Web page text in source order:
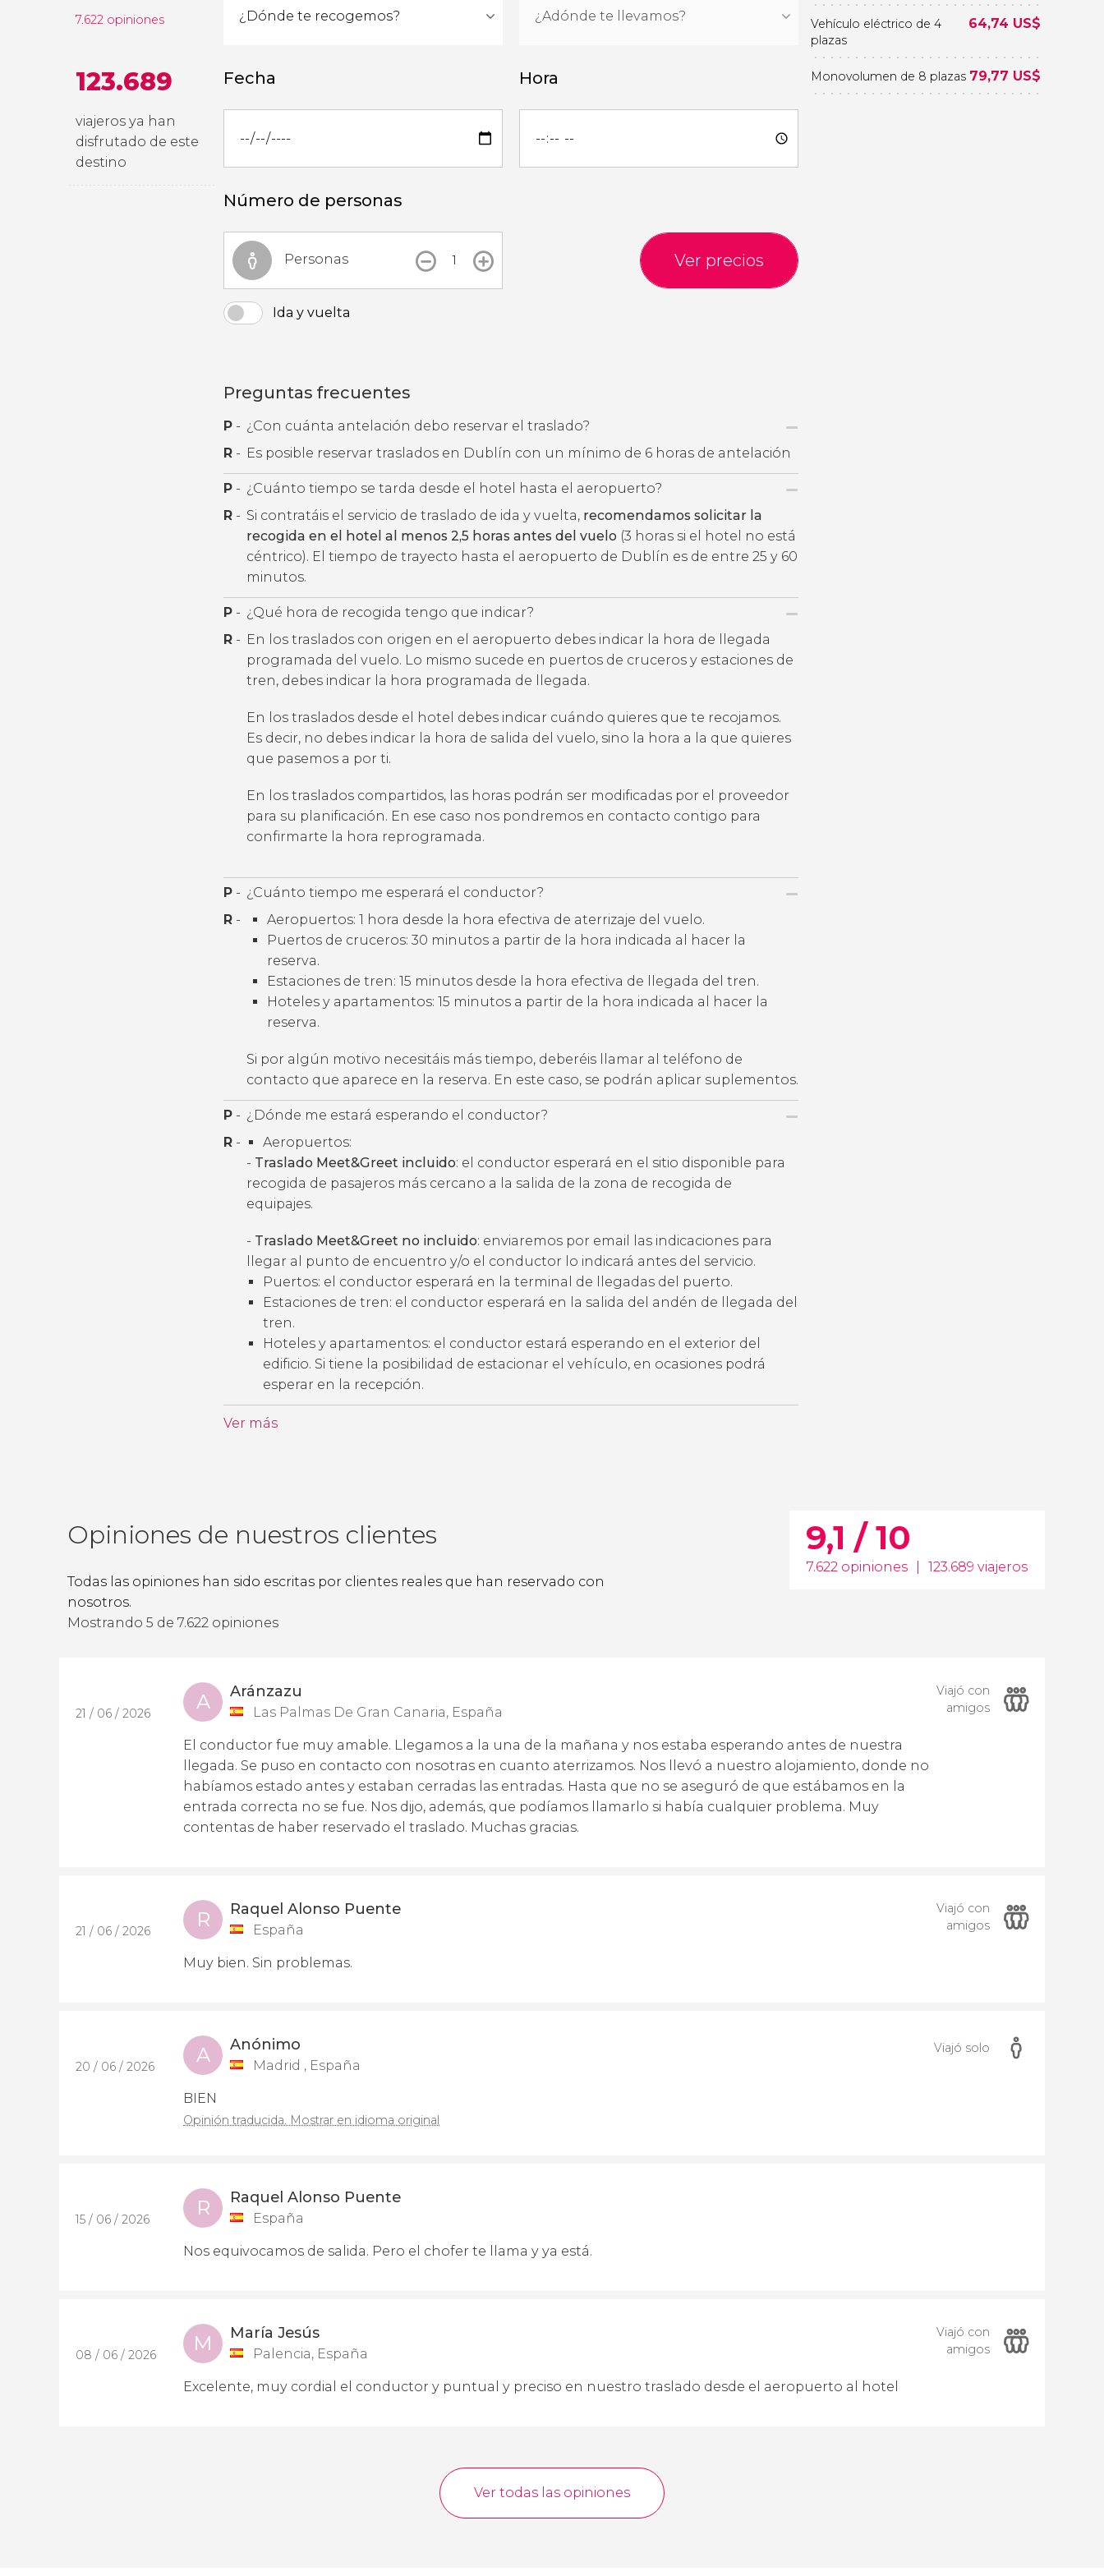
7.622 opiniones
123.689
viajeros ya han
disfrutado de este
destino
Fecha Hora
Número de personas
Personas Ver precios
Ida y vuelta
Preguntas frecuentes
P - ¿Con cuánta antelación debo reservar el traslado?
R - Es posible reservar traslados en Dublín con un mínimo de 6 horas de antelación
P - ¿Cuánto tiempo se tarda desde el hotel hasta el aeropuerto?
R - Si contratáis el servicio de traslado de ida y vuelta, recomendamos solicitar la
recogida en el hotel al menos 2,5 horas antes del vuelo (3 horas si el hotel no está
céntrico). El tiempo de trayecto hasta el aeropuerto de Dublín es de entre 25 y 60
minutos.
P - ¿Qué hora de recogida tengo que indicar?
R - En los traslados con origen en el aeropuerto debes indicar la hora de llegada
programada del vuelo. Lo mismo sucede en puertos de cruceros y estaciones de
tren, debes indicar la hora programada de llegada.
En los traslados desde el hotel debes indicar cuándo quieres que te recojamos.
Es decir, no debes indicar la hora de salida del vuelo, sino la hora a la que quieres
que pasemos a por ti.
En los traslados compartidos, las horas podrán ser modificadas por el proveedor
para su planificación. En ese caso nos pondremos en contacto contigo para
confirmarte la hora reprogramada.
P - ¿Cuánto tiempo me esperará el conductor?
R -
Aeropuertos: 1 hora desde la hora efectiva de aterrizaje del vuelo.
Puertos de cruceros: 30 minutos a partir de la hora indicada al hacer la
reserva.
Estaciones de tren: 15 minutos desde la hora efectiva de llegada del tren.
Hoteles y apartamentos: 15 minutos a partir de la hora indicada al hacer la
reserva.
Si por algún motivo necesitáis más tiempo, deberéis llamar al teléfono de
contacto que aparece en la reserva. En este caso, se podrán aplicar suplementos.
P - ¿Dónde me estará esperando el conductor?
R -
Aeropuertos:
- Traslado Meet&Greet incluido: el conductor esperará en el sitio disponible para
recogida de pasajeros más cercano a la salida de la zona de recogida de
equipajes.
- Traslado Meet&Greet no incluido: enviaremos por email las indicaciones para
llegar al punto de encuentro y/o el conductor lo indicará antes del servicio.
Puertos: el conductor esperará en la terminal de llegadas del puerto.
Estaciones de tren: el conductor esperará en la salida del andén de llegada del
tren.
Hoteles y apartamentos: el conductor estará esperando en el exterior del
edificio. Si tiene la posibilidad de estacionar el vehículo, en ocasiones podrá
esperar en la recepción.
Ver más
Vehículo eléctrico de 4
plazas
64,74 US$
Monovolumen de 8 plazas 79,77 US$
Opiniones de nuestros clientes
Todas las opiniones han sido escritas por clientes reales que han reservado con
nosotros.
9,1 / 10
7.622 opiniones 123.689 viajeros
Mostrando 5 de 7.622 opiniones
21 / 06 / 2026 A Aránzazu
Las Palmas De Gran Canaria, España
El conductor fue muy amable. Llegamos a la una de la mañana y nos estaba esperando antes de nuestra
llegada. Se puso en contacto con nosotras en cuanto aterrizamos. Nos llevó a nuestro alojamiento, donde no
habíamos estado antes y estaban cerradas las entradas. Hasta que no se aseguró de que estábamos en la
entrada correcta no se fue. Nos dijo, además, que podíamos llamarlo si había cualquier problema. Muy
contentas de haber reservado el traslado. Muchas gracias.
Viajó con
amigos
21 / 06 / 2026 R Raquel Alonso Puente
España
Muy bien. Sin problemas.
Viajó con
amigos
20 / 06 / 2026 A Anónimo
Madrid , España
BIEN
Opinión traducida. Mostrar en idioma original
Viajó solo
15 / 06 / 2026 R Raquel Alonso Puente
España
Nos equivocamos de salida. Pero el chofer te llama y ya está.
08 / 06 / 2026 M María Jesús
Palencia, España
Excelente, muy cordial el conductor y puntual y preciso en nuestro traslado desde el aeropuerto al hotel
Viajó con
amigos
Ver todas las opiniones